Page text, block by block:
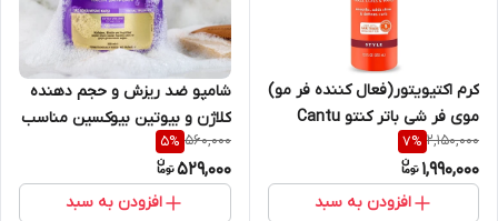
کرم اکتیویتور(فعال کننده فر مو)
موی فر شی باتر کنتو Cantu
حجم 355 میل
2,150,000
7%
1,990,000
افزودن به سبد
شامپو ضد ریزش و حجم دهنده
کلاژن و بیوتین بیوکسین مناسب
انواع مو حجم ۳۰۰ میل
560,000
5%
529,000
افزودن به سبد